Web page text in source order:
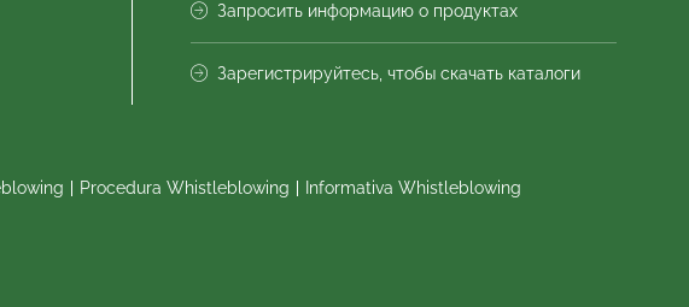
Запросить информацию о продуктах
Зарегистрируйтесь, чтобы скачать каталоги
Procedura Whistleblowing Informativa Whistleblowing